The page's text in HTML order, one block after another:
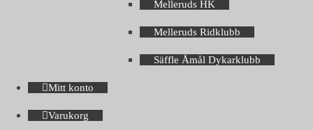
Melleruds HK
Melleruds Ridklubb
Säffle Åmål Dykarklubb
Mitt konto
Varukorg